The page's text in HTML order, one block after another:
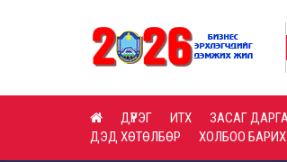
ШУУД ХУДАЛДАН АВАХ ТАЛААРХ
ДҮҮРЭГ ИТХ ЗАСАГ
ДЭД ХӨТӨЛБӨР
ХОЛБОО БАРИХ